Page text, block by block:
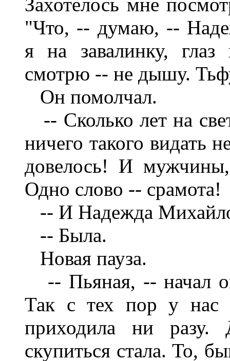
"Что, -- думаю, --
я на завалинку,
смотрю -- не дышу.
Он помолчал.
-- Сколько лет на
ничего такого видать
довелось! И
Одно слово -- срамота!
-- И Надежда
-- Была.
Новая пауза.
-- Пьяная, -- начал
Так с тех пор у нас
приходила ни
скупиться стала. То,